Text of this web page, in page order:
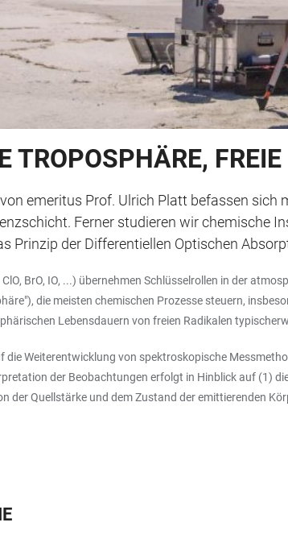
TROPOSPHÄRE,
emeritus Prof. Ulrich Platt befassen
Ferner studieren wir chemische
Prinzip der Differentiellen Optischen
ClO, BrO, IO, ...) übernehmen Schlüsselrollen in der
die meisten chemischen Prozesse steuern,
Lebensdauern von freien Radikalen
die Weiterentwicklung von spektroskopische
der Beobachtungen erfolgt in Hinblick auf (1)
der Quellstärke und dem Zustand der emittierenden